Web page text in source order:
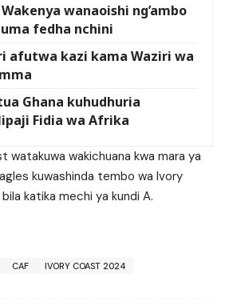
wanaoishi ng’ambo
fedha nchini
afutwa kazi kama Waziri wa
Ghana kuhudhuria
Fidia wa Afrika
watakuwa wakichuana kwa mara ya
kuwashinda tembo wa Ivory
katika mechi ya kundi A.
CAF IVORY COAST 2024